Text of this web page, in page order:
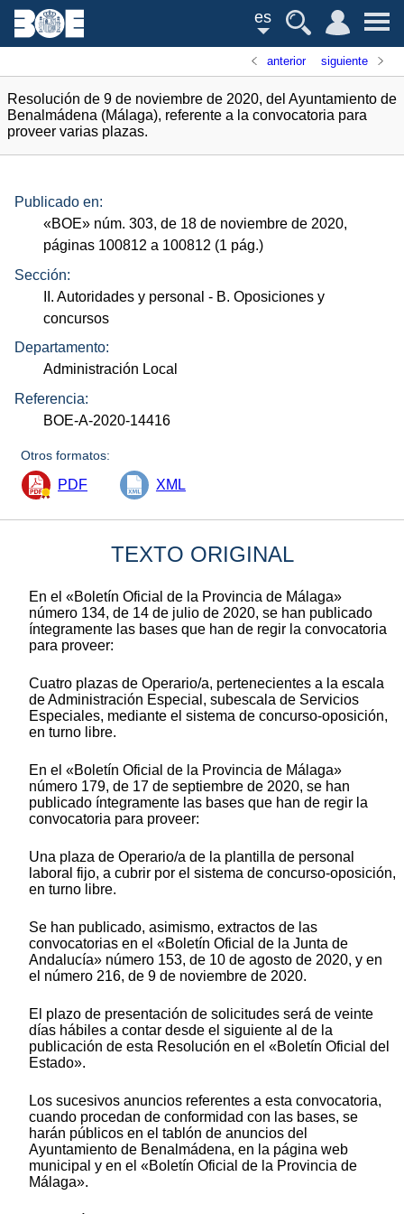
es
anterior siguiente
Resolución de 9 de noviembre de 2020, del Ayuntamiento de
Benalmádena (Málaga), referente a la convocatoria para
proveer varias plazas.
Publicado en:
«BOE» núm. 303, de 18 de noviembre de 2020,
páginas 100812 a 100812 (1 pág.)
Sección:
II. Autoridades y personal - B. Oposiciones y
concursos
Departamento:
Administración Local
Referencia:
BOE-A-2020-14416
Otros formatos:
PDF XML
TEXTO ORIGINAL
En el «Boletín Oficial de la Provincia de Málaga»
número 134, de 14 de julio de 2020, se han publicado
íntegramente las bases que han de regir la convocatoria
para proveer:
Cuatro plazas de Operario/a, pertenecientes a la escala
de Administración Especial, subescala de Servicios
Especiales, mediante el sistema de concurso-oposición,
en turno libre.
En el «Boletín Oficial de la Provincia de Málaga»
número 179, de 17 de septiembre de 2020, se han
publicado íntegramente las bases que han de regir la
convocatoria para proveer:
Una plaza de Operario/a de la plantilla de personal
laboral fijo, a cubrir por el sistema de concurso-oposición,
en turno libre.
Se han publicado, asimismo, extractos de las
convocatorias en el «Boletín Oficial de la Junta de
Andalucía» número 153, de 10 de agosto de 2020, y en
el número 216, de 9 de noviembre de 2020.
El plazo de presentación de solicitudes será de veinte
días hábiles a contar desde el siguiente al de la
publicación de esta Resolución en el «Boletín Oficial del
Estado».
Los sucesivos anuncios referentes a esta convocatoria,
cuando procedan de conformidad con las bases, se
harán públicos en el tablón de anuncios del
Ayuntamiento de Benalmádena, en la página web
municipal y en el «Boletín Oficial de la Provincia de
Málaga».